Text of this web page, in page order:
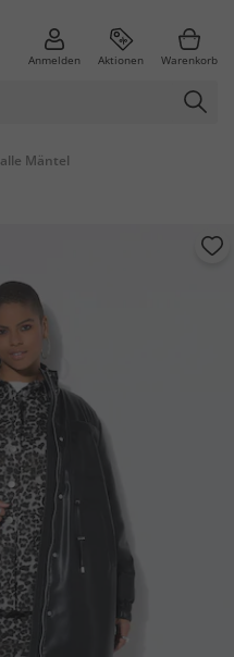
Anmelden Aktionen Warenkorb
alle Mäntel